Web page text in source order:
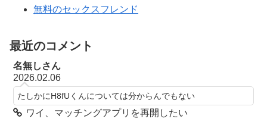
無料のセックスフレンド
最近のコメント
名無しさん
2026.02.06
たしかにH8fUくんについては分からんでもない
ワイ、マッチングアプリを再開したい